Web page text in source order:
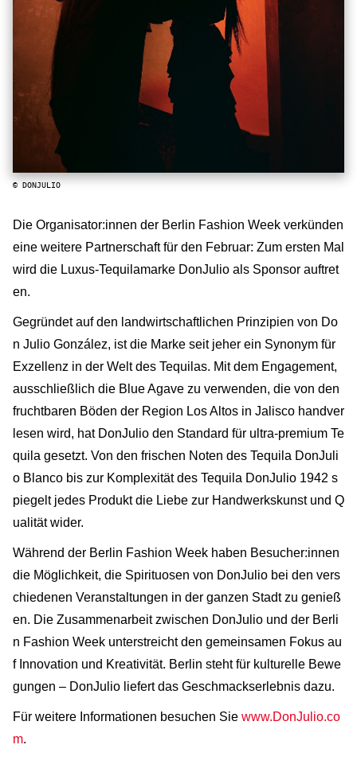
© DONJULIO
Die Organisator:innen der Berlin Fashion Week verkünden
eine weitere Partnerschaft für den Februar: Zum ersten Mal
wird die Luxus-Tequilamarke DonJulio als Sponsor auftret
en.
Gegründet auf den landwirtschaftlichen Prinzipien von Do
n Julio González, ist die Marke seit jeher ein Synonym für
Exzellenz in der Welt des Tequilas. Mit dem Engagement,
ausschließlich die Blue Agave zu verwenden, die von den
fruchtbaren Böden der Region Los Altos in Jalisco handver
lesen wird, hat DonJulio den Standard für ultra-premium Te
quila gesetzt. Von den frischen Noten des Tequila DonJuli
o Blanco bis zur Komplexität des Tequila DonJulio 1942 s
piegelt jedes Produkt die Liebe zur Handwerkskunst und Q
ualität wider.
Während der Berlin Fashion Week haben Besucher:innen
die Möglichkeit, die Spirituosen von DonJulio bei den vers
chiedenen Veranstaltungen in der ganzen Stadt zu genieß
en. Die Zusammenarbeit zwischen DonJulio und der Berli
n Fashion Week unterstreicht den gemeinsamen Fokus au
f Innovation und Kreativität. Berlin steht für kulturelle Bewe
gungen – DonJulio liefert das Geschmackserlebnis dazu.
Für weitere Informationen besuchen Sie www.DonJulio.co
m.